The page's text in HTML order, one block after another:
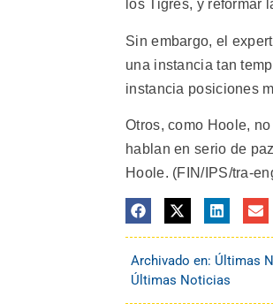
los Tigres, y reformar
Sin embargo, el
una instancia tan
instancia posiciones
Otros, como Hoole,
hablan en serio de
Hoole. (FIN/IPS/tra-
Archivado en: Últimas
Últimas Noticias